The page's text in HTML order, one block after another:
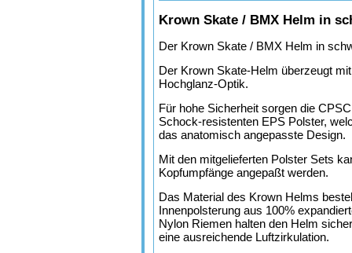
Krown Skate / BMX Helm in
Der Krown Skate / BMX Helm in
Der Krown Skate-Helm überzeugt
Hochglanz-Optik.
Für hohe Sicherheit sorgen die
Schock-resistenten EPS Polster,
das anatomisch angepasste Design.
Mit den mitgelieferten Polster Sets
Kopfumpfänge angepaßt werden.
Das Material des Krown Helms
Innenpolsterung aus 100%
Nylon Riemen halten den Helm
eine ausreichende Luftzirkulation.